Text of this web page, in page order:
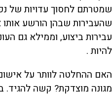
שמטרתם לחסוך עדויות של
שהעבירות שבהן הורשע אותו
עבירות ביצוע, וממילא גם
להיות .
האם ההחלטה לוותר על
מגונה מוצדקת? קשה